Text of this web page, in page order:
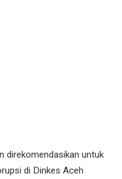
direkomendasikan untuk
di Dinkes Aceh